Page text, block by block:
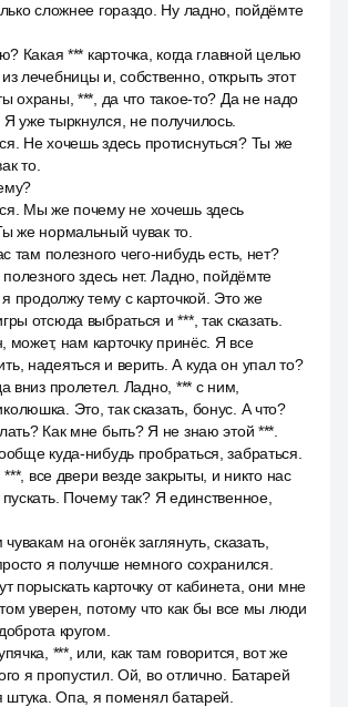
сложнее гораздо. Ну ладно, пойдёмте
Какая *** карточка, когда главной целью
лечебницы и, собственно, открыть этот
охраны, ***, да что такое-то? Да не надо
уже тыркнулся, не получилось.
Не хочешь здесь протиснуться? Ты же
то.
Мы же почему не хочешь здесь
же нормальный чувак то.
там полезного чего-нибудь есть, нет?
полезного здесь нет. Ладно, пойдёмте
продолжу тему с карточкой. Это же
отсюда выбраться и ***, так сказать.
может, нам карточку принёс. Я все
надеяться и верить. А куда он упал то?
вниз пролетел. Ладно, *** с ним,
Это, так сказать, бонус. А что?
Как мне быть? Я не знаю этой ***.
куда-нибудь пробраться, забраться.
***, все двери везде закрыты, и никто нас
Почему так? Я единственное,
на огонёк заглянуть, сказать,
я получше немного сохранился.
порыскать карточку от кабинета, они мне
уверен, потому что как бы все мы люди
кругом.
***, или, как там говорится, вот же
я пропустил. Ой, во отлично. Батарей
штука. Опа, я поменял батарей.